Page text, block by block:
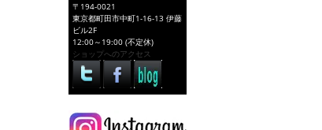
〒194-0021
東京都町田市中町1-16-13 伊藤
ビル2F
12:00～19:00 (不定休)
ショップへのアクセス